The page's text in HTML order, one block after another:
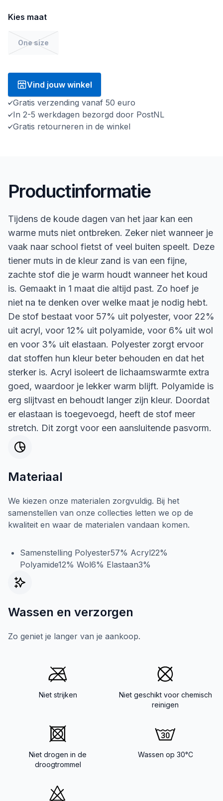
Kies maat
One size
Vind jouw winkel
Gratis verzending vanaf 50 euro
In 2-5 werkdagen bezorgd door PostNL
Gratis retourneren in de winkel
Productinformatie
Tijdens de koude dagen van het jaar kan een
warme muts niet ontbreken. Zeker niet wanneer je
vaak naar school fietst of veel buiten speelt. Deze
tiener muts in de kleur zand is van een fijne,
zachte stof die je warm houdt wanneer het koud
is. Gemaakt in 1 maat die altijd past. Zo hoef je
niet na te denken over welke maat je nodig hebt.
De stof bestaat voor 57% uit polyester, voor 22%
uit acryl, voor 12% uit polyamide, voor 6% uit wol
en voor 3% uit elastaan. Polyester zorgt ervoor
dat stoffen hun kleur beter behouden en dat het
sterker is. Acryl isoleert de lichaamswarmte extra
goed, waardoor je lekker warm blijft. Polyamide is
erg slijtvast en behoudt langer zijn kleur. Doordat
er elastaan is toegevoegd, heeft de stof meer
stretch. Dit zorgt voor een aansluitende pasvorm.
Materiaal
We kiezen onze materialen zorgvuldig. Bij het
samenstellen van onze collecties letten we op de
kwaliteit en waar de materialen vandaan komen.
Samenstelling Polyester57% Acryl22%
Polyamide12% Wol6% Elastaan3%
Wassen en verzorgen
Zo geniet je langer van je aankoop.
Niet strijken
Niet geschikt voor chemisch
reinigen
Niet drogen in de
droogtrommel
Wassen op 30°C